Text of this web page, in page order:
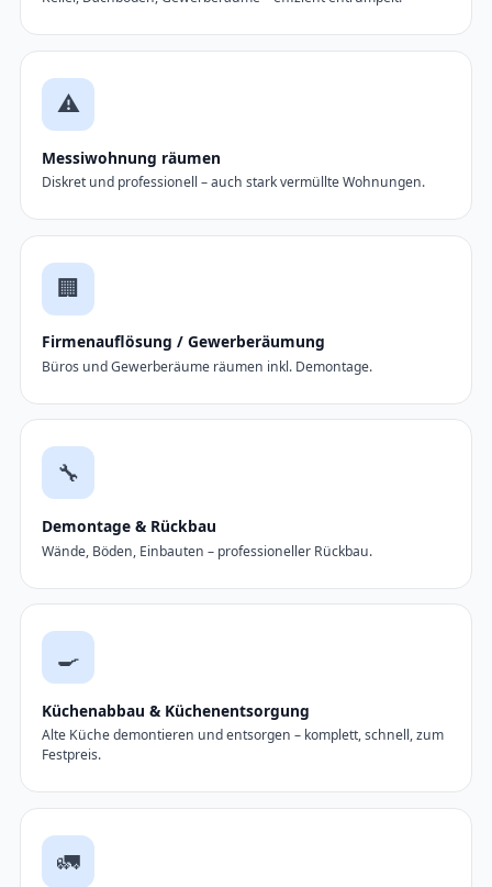
⚠️
Messiwohnung räumen
Diskret und professionell – auch stark vermüllte Wohnungen.
🏢
Firmenauflösung / Gewerberäumung
Büros und Gewerberäume räumen inkl. Demontage.
🔧
Demontage & Rückbau
Wände, Böden, Einbauten – professioneller Rückbau.
🍳
Küchenabbau & Küchenentsorgung
Alte Küche demontieren und entsorgen – komplett, schnell, zum
Festpreis.
🚛